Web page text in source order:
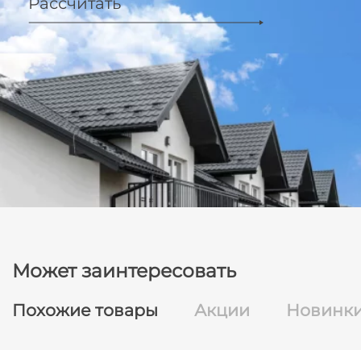
Может заинтересовать
Похожие товары Акции